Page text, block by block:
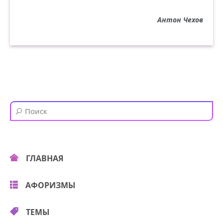
Антон Чехов
ГЛАВНАЯ
АФОРИЗМЫ
ТЕМЫ